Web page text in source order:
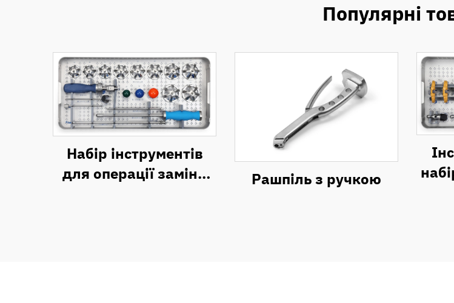
Популярні
Набір інструментів
для операції заміни
Рашпіль з ручкою